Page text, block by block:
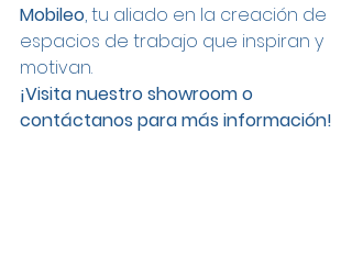
Mobileo, tu aliado en la creación de
espacios de trabajo que inspiran y
motivan.
¡Visita nuestro showroom o
contáctanos para más información!